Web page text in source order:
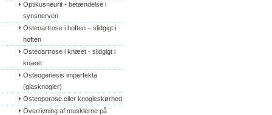
Optikusneurit - betændelse i
synsnerven
Osteoartrose i hoften – slidgigt i
hoften
Osteoartrose i knæet - slidgigt i
knæet
Osteogenesis imperfekta
(glasknogler)
Osteoporose eller knogleskørhed
Overrivning af musklerne på